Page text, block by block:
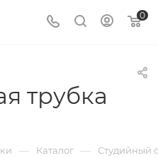
0
трубка
— Каталог — Студийный